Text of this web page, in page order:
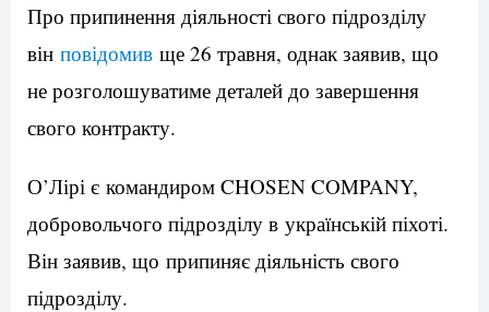
Про припинення діяльності свого підрозділу
він повідомив ще 26 травня, однак заявив, що
не розголошуватиме деталей до завершення
свого контракту.
О’Лірі є командиром CHOSEN COMPANY,
добровольчого підрозділу в українській піхоті.
Він заявив, що припиняє діяльність свого
підрозділу.